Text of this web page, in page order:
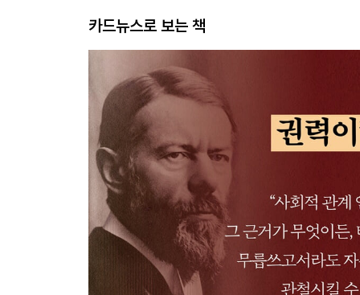
카드뉴스로 보는 책